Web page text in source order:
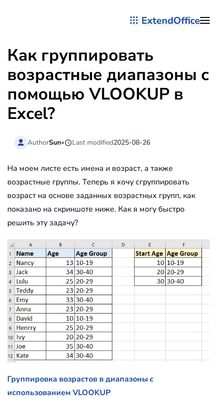
ExtendOffice
Как группировать
возрастные диапазоны с
помощью VLOOKUP в
Excel?
AuthorSun• Last modified2025-08-26
На моем листе есть имена и возраст, а также
возрастные группы. Теперь я хочу сгруппировать
возраст на основе заданных возрастных групп, как
показано на скриншоте ниже. Как я могу быстро
решить эту задачу?
Группировка возрастов в диапазоны с
использованием VLOOKUP